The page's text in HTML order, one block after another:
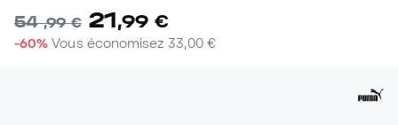
54,99 € 21,99 €
-60% Vous économisez 33,00 €